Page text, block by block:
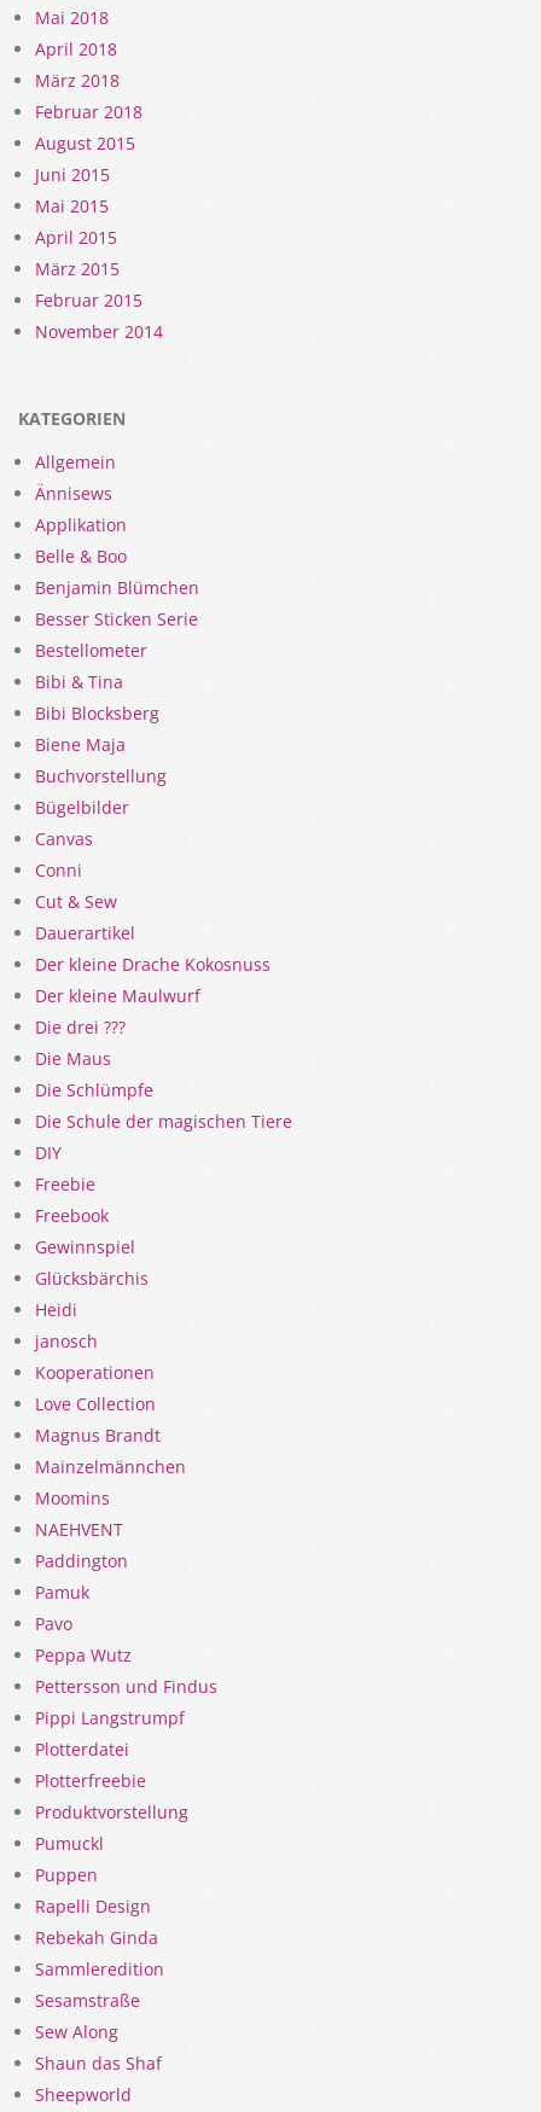
Mai 2018
April 2018
März 2018
Februar 2018
August 2015
Juni 2015
Mai 2015
April 2015
März 2015
Februar 2015
November 2014
KATEGORIEN
Allgemein
Ännisews
Applikation
Belle & Boo
Benjamin Blümchen
Besser Sticken Serie
Bestellometer
Bibi & Tina
Bibi Blocksberg
Biene Maja
Buchvorstellung
Bügelbilder
Canvas
Conni
Cut & Sew
Dauerartikel
Der kleine Drache Kokosnuss
Der kleine Maulwurf
Die drei ???
Die Maus
Die Schlümpfe
Die Schule der magischen Tiere
DIY
Freebie
Freebook
Gewinnspiel
Glücksbärchis
Heidi
janosch
Kooperationen
Love Collection
Magnus Brandt
Mainzelmännchen
Moomins
NAEHVENT
Paddington
Pamuk
Pavo
Peppa Wutz
Pettersson und Findus
Pippi Langstrumpf
Plotterdatei
Plotterfreebie
Produktvorstellung
Pumuckl
Puppen
Rapelli Design
Rebekah Ginda
Sammleredition
Sesamstraße
Sew Along
Shaun das Shaf
Sheepworld